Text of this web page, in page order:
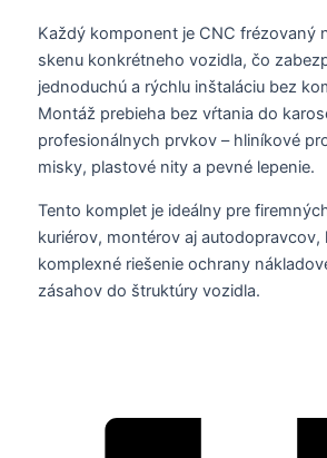
Každý komponent je CNC frézovaný
skenu konkrétneho vozidla, čo
jednoduchú a rýchlu inštaláciu bez
Montáž prebieha bez vŕtania do
profesionálnych prvkov – hliníkové
misky, plastové nity a pevné lepenie.
Tento komplet je ideálny pre
kuriérov, montérov aj autodopravcov,
komplexné riešenie ochrany
zásahov do štruktúry vozidla.